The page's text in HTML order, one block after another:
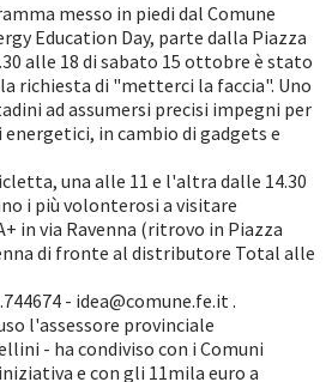
messo in piedi dal Comune
Education Day, parte dalla Piazza
alle 18 di sabato 15 ottobre è stato
richiesta di "metterci la faccia". Uno
ad assumersi precisi impegni per
in cambio di gadgets e
una alle 11 e l'altra dalle 14.30
i più volonterosi a visitare
in via Ravenna (ritrovo in Piazza
di fronte al distributore Total alle
- idea@comune.fe.it .
l'assessore provinciale
- ha condiviso con i Comuni
e con gli 11mila euro a